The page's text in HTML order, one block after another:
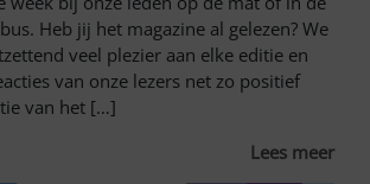
Heb jij het magazine al gelezen? We
veel plezier aan elke editie en
van onze lezers net zo positief
van het […]
Lees meer